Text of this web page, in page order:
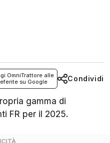
OmniTrattore alle
su Google
Condividi
gamma di
FR per il 2025.